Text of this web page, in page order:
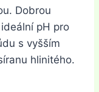
Dobrou
pH pro
s vyšším
hlinitého.